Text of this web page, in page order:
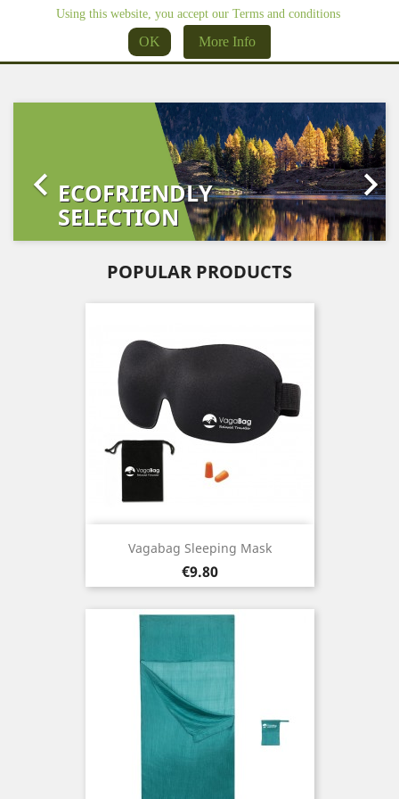
Using this website, you accept our Terms and conditions
OK More Info
ECOFRIENDLY
SELECTION

Previous

Next
POPULAR PRODUCTS
Vagabag Sleeping Mask
Price
€9.80